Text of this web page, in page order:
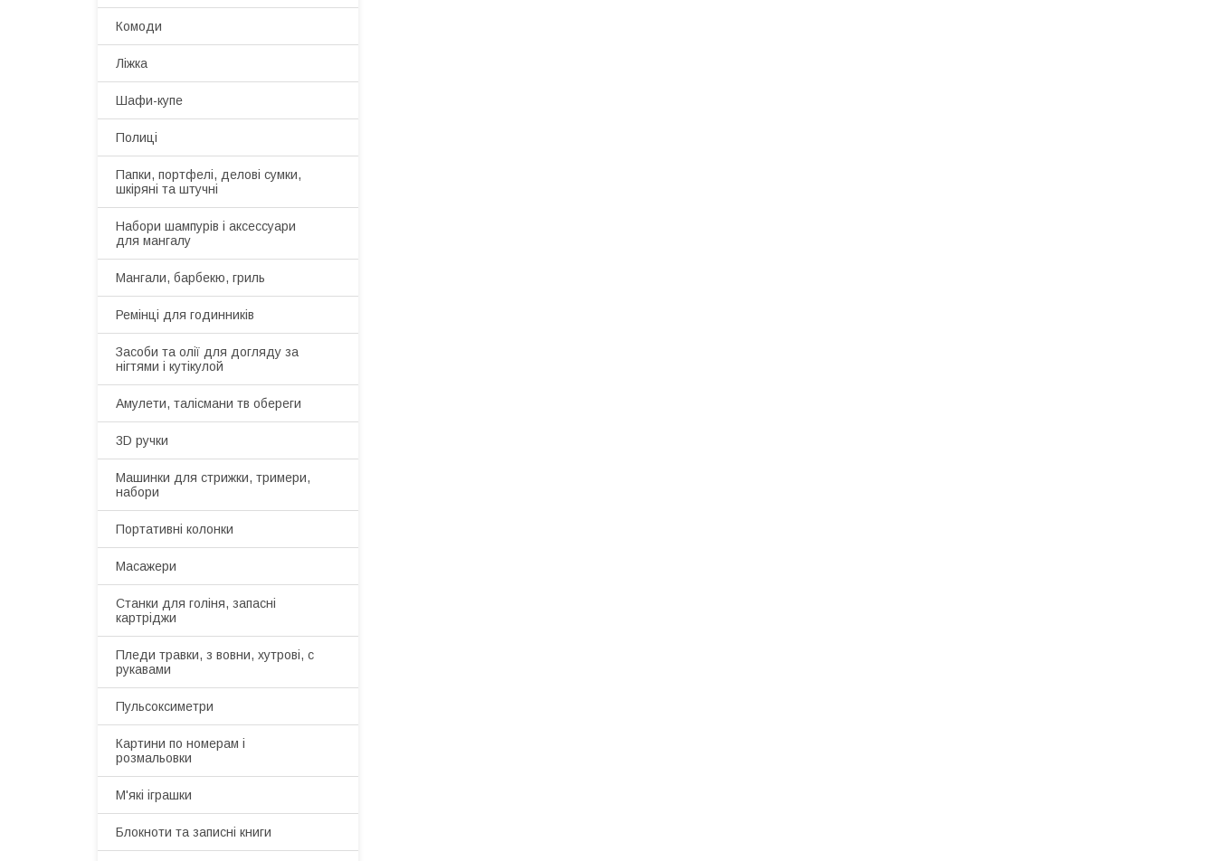
Комоди
Ліжка
Шафи-купе
Полиці
Папки, портфелі, делові сумки,
шкіряні та штучні
Набори шампурів і аксессуари
для мангалу
Мангали, барбекю, гриль
Ремінці для годинників
Засоби та олії для догляду за
нігтями і кутікулой
Амулети, талісмани тв обереги
3D ручки
Машинки для стрижки, тримери,
набори
Портативні колонки
Масажери
Станки для голіня, запасні
картріджи
Пледи травки, з вовни, хутрові, с
рукавами
Пульсоксиметри
Картини по номерам і
розмальовки
М'які іграшки
Блокноти та записні книги